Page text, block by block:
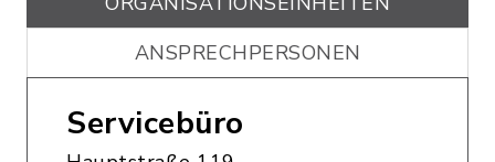
ANSPRECHPERSONEN
Servicebüro